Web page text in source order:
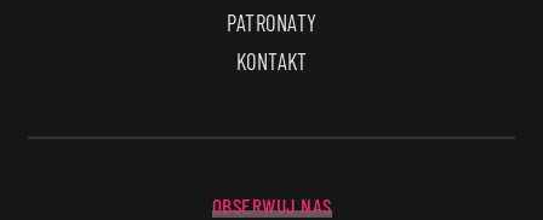
PATRONATY
KONTAKT
OBSERWUJ NAS